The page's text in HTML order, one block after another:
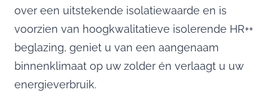
over een uitstekende isolatiewaarde en is
voorzien van hoogkwalitatieve isolerende HR++
beglazing, geniet u van een aangenaam
binnenklimaat op uw zolder én verlaagt u uw
energieverbruik.